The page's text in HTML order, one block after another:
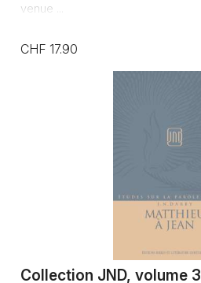
venue ...
CHF 17.90
Collection JND, volume 3